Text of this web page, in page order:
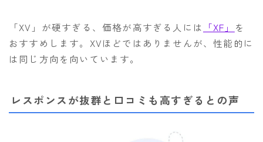
「XV」が硬すぎる、価格が高すぎる人には 「XF」 を
おすすめします。XVほどではありませんが、性能的に
は同じ方向を向いています。
レスポンスが抜群と口コミも高すぎるとの声